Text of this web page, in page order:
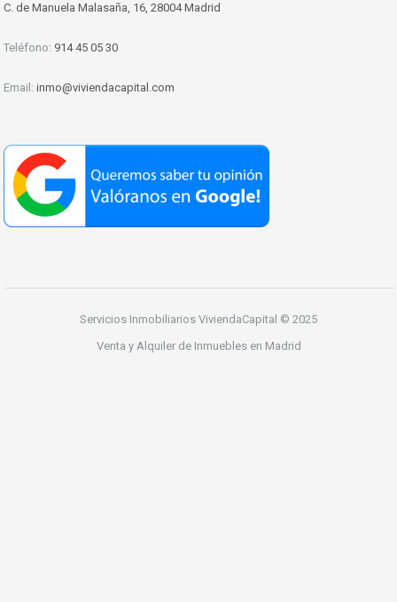
C. de Manuela Malasaña, 16, 28004 Madrid
Teléfono: 914 45 05 30
Email: inmo@viviendacapital.com
Servicios Inmobiliarios ViviendaCapital © 2025
Venta y Alquiler de Inmuebles en Madrid